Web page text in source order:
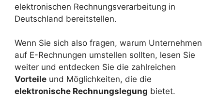
elektronischen Rechnungsverarbeitung in
Deutschland bereitstellen.
Wenn Sie sich also fragen, warum Unternehmen
auf E-Rechnungen umstellen sollten, lesen Sie
weiter und entdecken Sie die zahlreichen
Vorteile und Möglichkeiten, die die
elektronische Rechnungslegung bietet.